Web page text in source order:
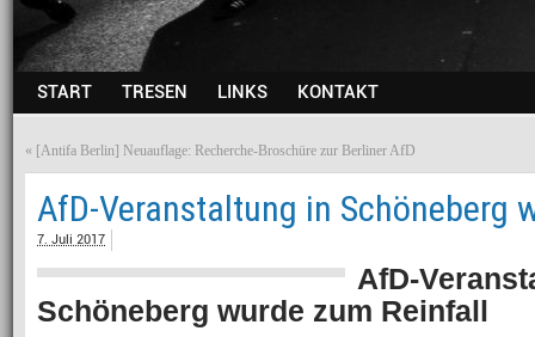
START TRESEN LINKS KONTAKT
« [Antifa Berlin] Neuauflage: Recherche-Broschüre zur Berliner AfD
AfD-Veranstaltung in Schöneberg
7. Juli 2017
AfD-
Schöneberg wurde zum Reinfall